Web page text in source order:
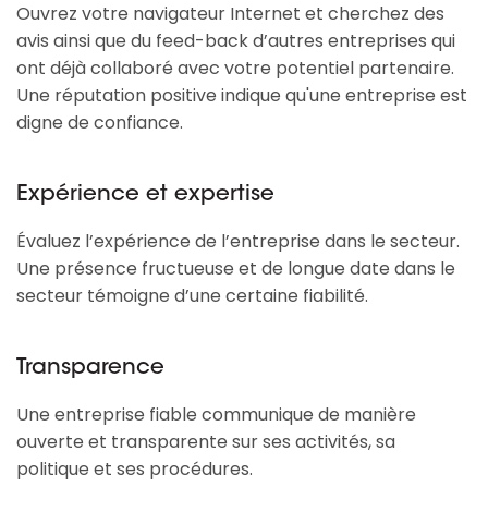
Ouvrez votre navigateur Internet et cherchez des
avis ainsi que du feed-back d’autres entreprises qui
ont déjà collaboré avec votre potentiel partenaire.
Une réputation positive indique qu'une entreprise est
digne de confiance.
Expérience et expertise
Évaluez l’expérience de l’entreprise dans le secteur.
Une présence fructueuse et de longue date dans le
secteur témoigne d’une certaine fiabilité.
Transparence
Une entreprise fiable communique de manière
ouverte et transparente sur ses activités, sa
politique et ses procédures.